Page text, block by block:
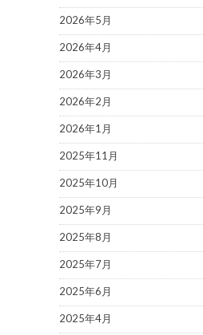
2026年5月
2026年4月
2026年3月
2026年2月
2026年1月
2025年11月
2025年10月
2025年9月
2025年8月
2025年7月
2025年6月
2025年4月